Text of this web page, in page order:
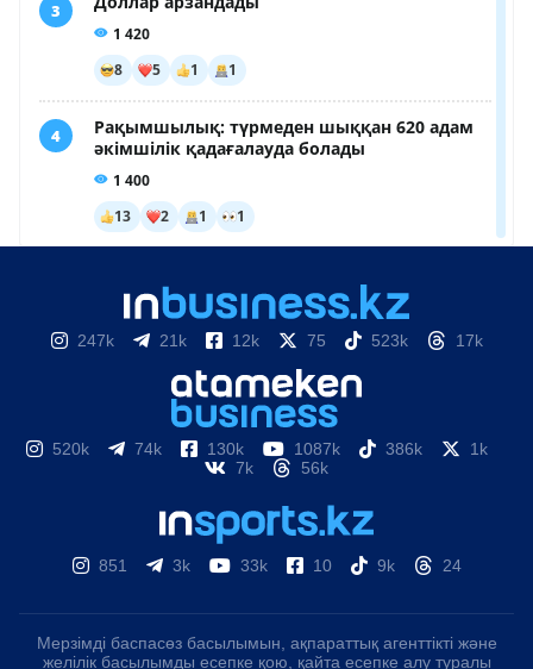
247k 21k 12k 75 523k 17k
520k 74k 130k 1087k 386k
1k
7k
56k
851 3k 33k 10 9k 24
Мерзімді баспасөз басылымын, ақпараттық агенттікті және
желілік басылымды есепке қою, қайта есепке алу туралы